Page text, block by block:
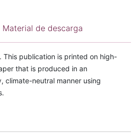
Material de descarga
This publication is printed on high-
that is produced in an
climate-neutral manner using